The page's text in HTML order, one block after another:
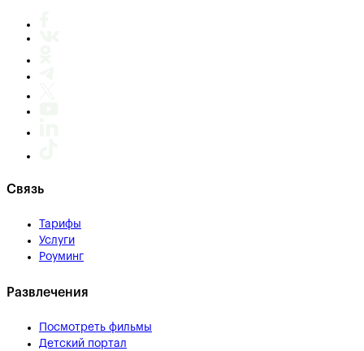
Связь
Тарифы
Услуги
Роуминг
Развлечения
Посмотреть фильмы
Детский портал